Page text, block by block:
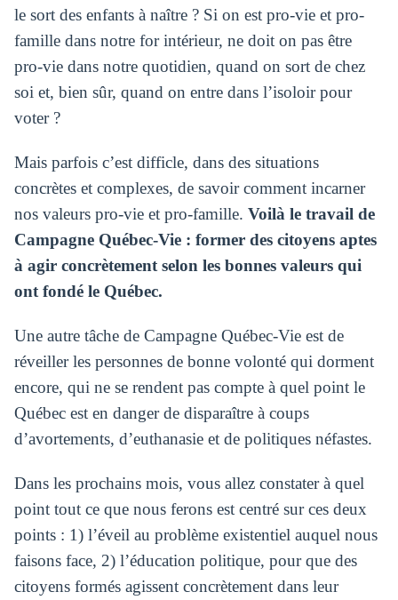
le sort des enfants à naître ? Si on est pro-vie et pro-
famille dans notre for intérieur, ne doit on pas être
pro-vie dans notre quotidien, quand on sort de chez
soi et, bien sûr, quand on entre dans l’isoloir pour
voter ?
Mais parfois c’est difficle, dans des situations
concrètes et complexes, de savoir comment incarner
nos valeurs pro-vie et pro-famille. Voilà le travail de
Campagne Québec-Vie : former des citoyens aptes
à agir concrètement selon les bonnes valeurs qui
ont fondé le Québec.
Une autre tâche de Campagne Québec-Vie est de
réveiller les personnes de bonne volonté qui dorment
encore, qui ne se rendent pas compte à quel point le
Québec est en danger de disparaître à coups
d’avortements, d’euthanasie et de politiques néfastes.
Dans les prochains mois, vous allez constater à quel
point tout ce que nous ferons est centré sur ces deux
points : 1) l’éveil au problème existentiel auquel nous
faisons face, 2) l’éducation politique, pour que des
citoyens formés agissent concrètement dans leur